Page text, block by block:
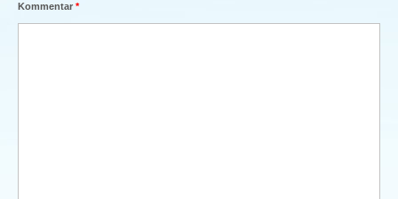
Kommentar *